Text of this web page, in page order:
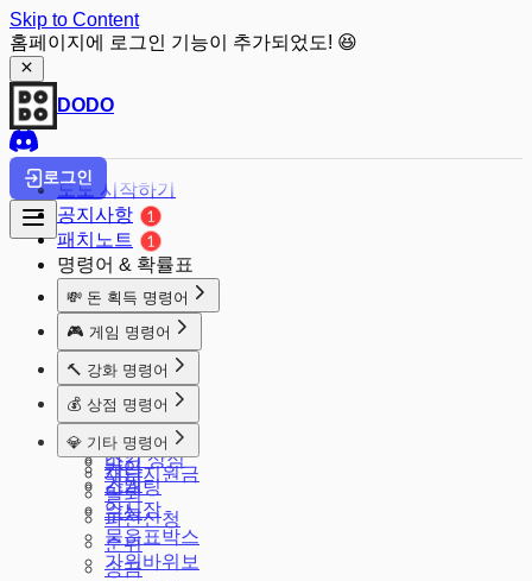
Skip to Content
홈페이지에 로그인 기능이 추가되었도! 😆
DODO
로그인
도도 시작하기
공지사항
패치노트
명령어 & 확률표
💸 돈 획득 명령어
돈줘
출석체크
마카롱
알바
땅파기
적금
재난지원금
🎮 게임 명령어
주사위
룰렛
배치
발로
마크
소개팅
수능
물음표박스
가위바위보
🔨 강화 명령어
강화
공격
강화 판매
💰 상점 명령어
상점
스킨 상점
가방
암시장
💎 기타 명령어
가입
탈퇴
파산신청
순위
송금